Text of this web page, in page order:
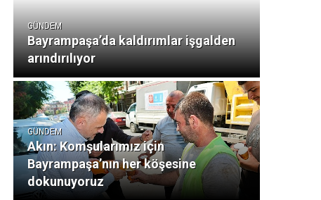
GÜNDEM
Bayrampaşa’da kaldırımlar işgalden
arındırılıyor
GÜNDEM
Akın: Komşularımız için
Bayrampaşa’nın her köşesine
dokunuyoruz